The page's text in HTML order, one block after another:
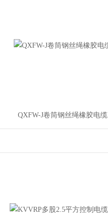
QXFW-J卷筒钢丝绳橡胶电缆